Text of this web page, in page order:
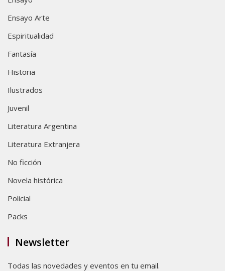
Ensayo Arte
Espiritualidad
Fantasía
Historia
Ilustrados
Juvenil
Literatura Argentina
Literatura Extranjera
No ficción
Novela histórica
Policial
Packs
Newsletter
Todas las novedades y eventos en tu email.